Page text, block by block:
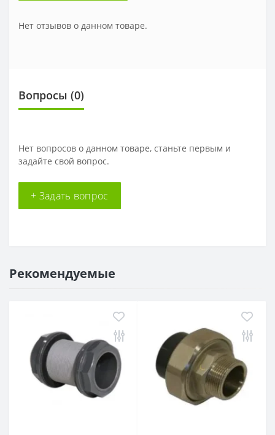
Нет отзывов о данном товаре.
Вопросы (0)
Нет вопросов о данном товаре, станьте первым и
задайте свой вопрос.
+ Задать вопрос
Рекомендуемые